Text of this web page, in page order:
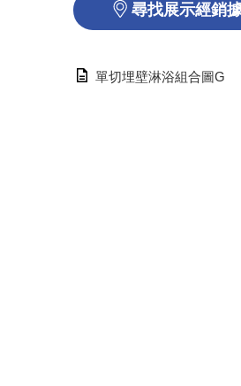
尋找展示經銷
單切埋壁淋浴組合圖G